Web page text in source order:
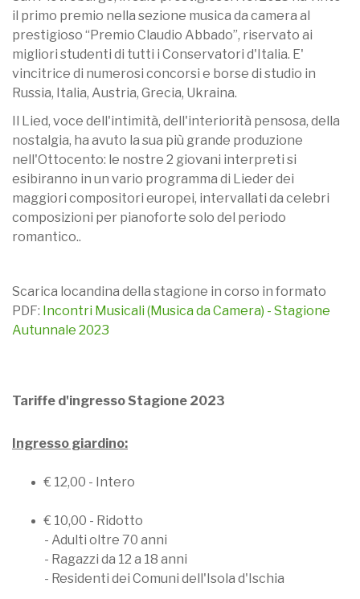
il primo premio nella sezione musica da camera al
prestigioso “Premio Claudio Abbado”, riservato ai
migliori studenti di tutti i Conservatori d'Italia. E'
vincitrice di numerosi concorsi e borse di studio in
Russia, Italia, Austria, Grecia, Ukraina.
Il Lied, voce dell'intimità, dell'interiorità pensosa, della
nostalgia, ha avuto la sua più grande produzione
nell'Ottocento: le nostre 2 giovani interpreti si
esibiranno in un vario programma di Lieder dei
maggiori compositori europei, intervallati da celebri
composizioni per pianoforte solo del periodo
romantico..
Scarica locandina della stagione in corso in formato
PDF: Incontri Musicali (Musica da Camera) - Stagione
Autunnale 2023
Tariffe d'ingresso Stagione 2023
Ingresso giardino:
€ 12,00 - Intero
€ 10,00 - Ridotto
- Adulti oltre 70 anni
- Ragazzi da 12 a 18 anni
- Residenti dei Comuni dell'Isola d'Ischia